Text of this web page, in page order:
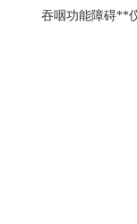
吞咽功能障碍**